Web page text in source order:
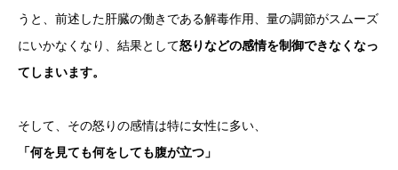
うと、前述した肝臓の働きである解毒作用、量の調節がスムーズ
にいかなくなり、結果として怒りなどの感情を制御できなくなっ
てしまいます。
そして、その怒りの感情は特に女性に多い、
「何を見ても何をしても腹が立つ」